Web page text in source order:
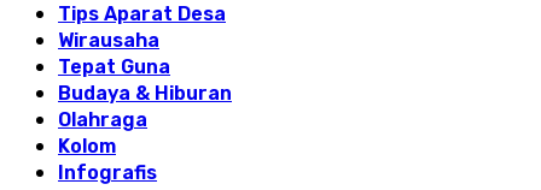
Tips Aparat Desa
Wirausaha
Tepat Guna
Budaya & Hiburan
Olahraga
Kolom
Infografis